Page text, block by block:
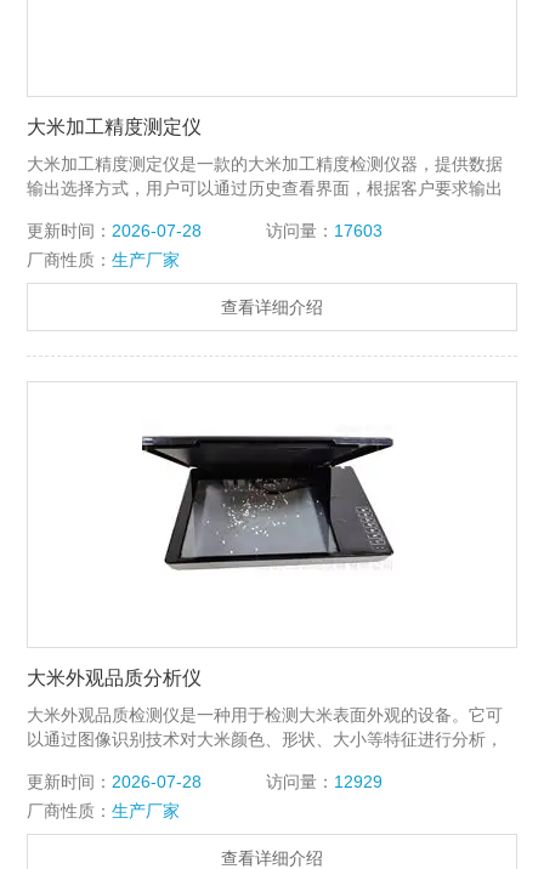
大米加工精度测定仪
大米加工精度测定仪是一款的大米加工精度检测仪器，提供数据
输出选择方式，用户可以通过历史查看界面，根据客户要求输出
简单明晰。具有人工改判功能，对未识别及错判的米粒，通过人
工辅助的方式能够进行重新识别或判定。
更新时间： 2026-07-28 访问量： 17603
厂商性质：生产厂家
查看详细介绍
大米外观品质分析仪
大米外观品质检测仪是一种用于检测大米表面外观的设备。它可
以通过图像识别技术对大米颜色、形状、大小等特征进行分析，
更新时间： 2026-07-28 访问量： 12929
厂商性质：生产厂家
查看详细介绍